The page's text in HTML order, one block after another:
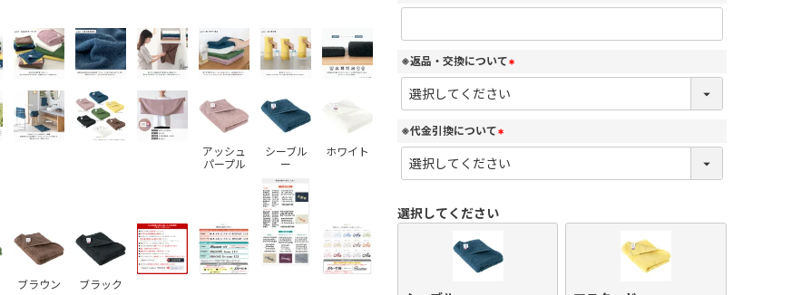
アッシュ
パープル
シーブル
ー
ホワイト
ブラウン ブラック
(
須
)
※返品・交換について
(
必
須
※代金引換について
(
必
須
選択してください